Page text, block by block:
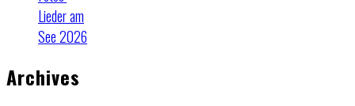
Lieder am
See 2026
Archives